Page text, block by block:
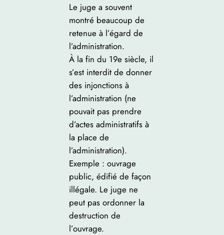
Le juge a souvent
montré beaucoup de
retenue à l’égard de
l’administration.
À la fin du 19e siècle, il
s’est interdit de donner
des injonctions à
l’administration (ne
pouvait pas prendre
d’actes administratifs à
la place de
l’administration).
Exemple : ouvrage
public, édifié de façon
illégale. Le juge ne
peut pas ordonner la
destruction de
l’ouvrage.